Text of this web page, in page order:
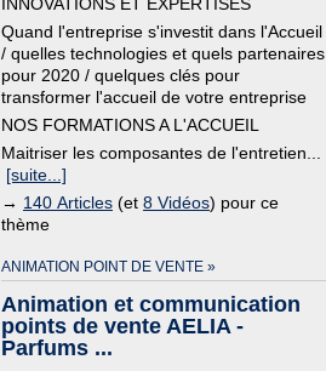
Quand l'entreprise s'investit dans l'Accueil
/ quelles technologies et quels partenaires
pour 2020 / quelques clés pour
transformer l'accueil de votre entreprise
NOS FORMATIONS A L'ACCUEIL
Maitriser les composantes de l'entretien...
[suite...]
→ 140 Articles (et 8 Vidéos) pour ce
thème
ANIMATION POINT DE VENTE »
Animation et communication
points de vente AELIA -
Parfums ...